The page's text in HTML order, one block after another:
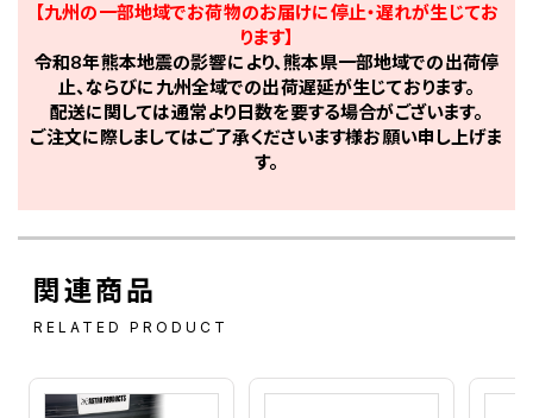
【九州の一部地域でお荷物のお届けに停止・遅れが生じてお
ります】
令和8年熊本地震の影響により、熊本県一部地域での出荷停
止、ならびに九州全域での出荷遅延が生じております。
配送に関しては通常より日数を要する場合がございます。
ご注文に際しましてはご了承くださいます様お願い申し上げま
す。
関連商品
RELATED PRODUCT